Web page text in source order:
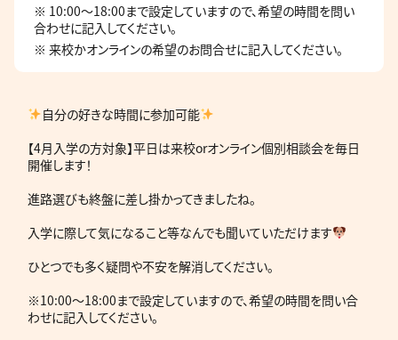
※ 10:00～18:00まで設定していますので、希望の時間を問い
合わせに記入してください。
※ 来校かオンラインの希望のお問合せに記入してください。
自分の好きな時間に参加可能
【4月入学の方対象】平日は来校orオンライン個別相談会を毎日
開催します！
進路選びも終盤に差し掛かってきましたね。
入学に際して気になること等なんでも聞いていただけます
ひとつでも多く疑問や不安を解消してください。
※10:00～18:00まで設定していますので、希望の時間を問い合
わせに記入してください。